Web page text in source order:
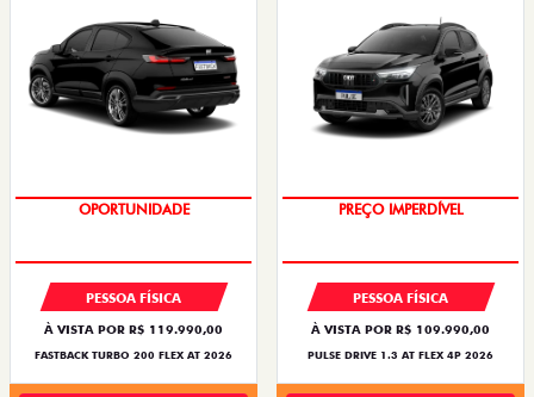
OPORTUNIDADE
PESSOA FÍSICA
À VISTA POR R$ 119.990,00
FASTBACK TURBO 200 FLEX AT 2026
O SUV AUTOMÁTICO MAIS
PESSOA FÍSICA
À VISTA POR R$ 109.990,00
PULSE DRIVE 1.3 AT FLEX 4P 2026